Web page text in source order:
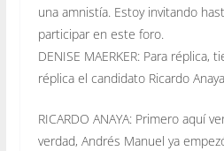
una amnistía. Estoy invitando
participar en este foro.
DENISE MAERKER: Para réplica,
réplica el candidato Ricardo
RICARDO ANAYA: Primero aquí
verdad, Andrés Manuel ya